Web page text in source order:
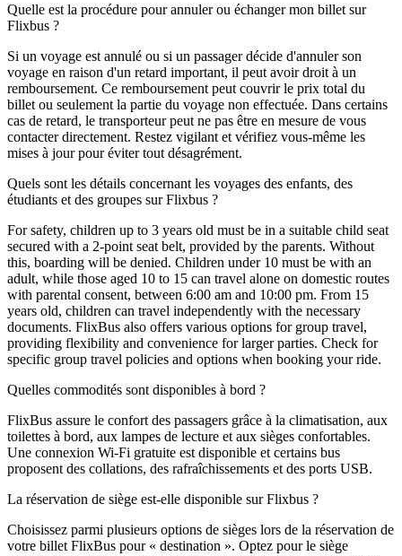
Quelle est la procédure pour annuler ou échanger mon billet sur
Flixbus ?
Si un voyage est annulé ou si un passager décide d'annuler son
voyage en raison d'un retard important, il peut avoir droit à un
remboursement. Ce remboursement peut couvrir le prix total du
billet ou seulement la partie du voyage non effectuée. Dans certains
cas de retard, le transporteur peut ne pas être en mesure de vous
contacter directement. Restez vigilant et vérifiez vous-même les
mises à jour pour éviter tout désagrément.
Quels sont les détails concernant les voyages des enfants, des
étudiants et des groupes sur Flixbus ?
For safety, children up to 3 years old must be in a suitable child seat
secured with a 2-point seat belt, provided by the parents. Without
this, boarding will be denied. Children under 10 must be with an
adult, while those aged 10 to 15 can travel alone on domestic routes
with parental consent, between 6:00 am and 10:00 pm. From 15
years old, children can travel independently with the necessary
documents. FlixBus also offers various options for group travel,
providing flexibility and convenience for larger parties. Check for
specific group travel policies and options when booking your ride.
Quelles commodités sont disponibles à bord ?
FlixBus assure le confort des passagers grâce à la climatisation, aux
toilettes à bord, aux lampes de lecture et aux sièges confortables.
Une connexion Wi-Fi gratuite est disponible et certains bus
proposent des collations, des rafraîchissements et des ports USB.
La réservation de siège est-elle disponible sur Flixbus ?
Choisissez parmi plusieurs options de sièges lors de la réservation de
votre billet FlixBus pour « destination ». Optez pour le siège